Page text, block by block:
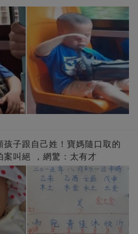
孩子跟自己姓！寶媽隨口取的
案叫絕 ，網驚：太有才